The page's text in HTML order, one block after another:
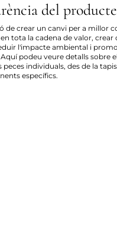
del producte
de crear un canvi per a millor
tota la cadena de valor,
l'impacte ambiental i
podeu veure detalls sobre
peces individuals, des de la
específics.